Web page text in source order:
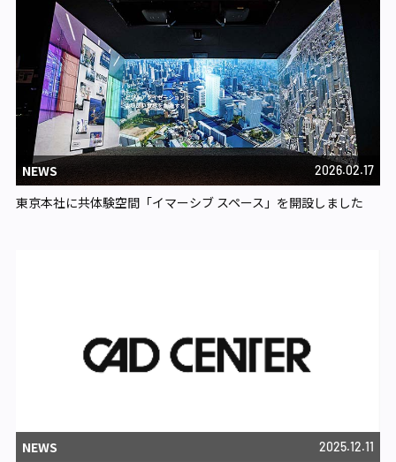
NEWS 2026.02.17
東京本社に共体験空間「イマーシブ スペース」を開設しました
NEWS 2025.12.11